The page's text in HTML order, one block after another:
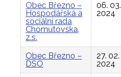
Obec Březno –
Hospodářská a
sociální rada
Chomutovska,
z.s.
06. 03.
2024
Obec Březno –
DSO
27. 02.
2024